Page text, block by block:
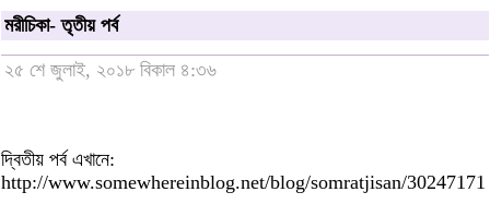
মরীচিকা- তৃতীয় পর্ব
২৫ শে জুলাই, ২০১৮ বিকাল ৪:৩৬
দ্বিতীয় পর্ব এখানে:
http://www.somewhereinblog.net/blog/somratjisan/30247171